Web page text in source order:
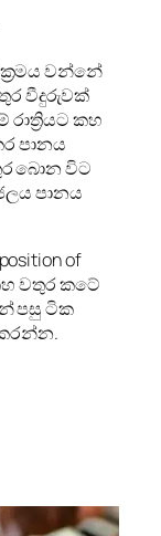
වන්නේ
වීදුරුවක්
රාත්‍රියට කහ
පානය
බොන විට
පානය
of
වතුර කටේ
පසු ටික